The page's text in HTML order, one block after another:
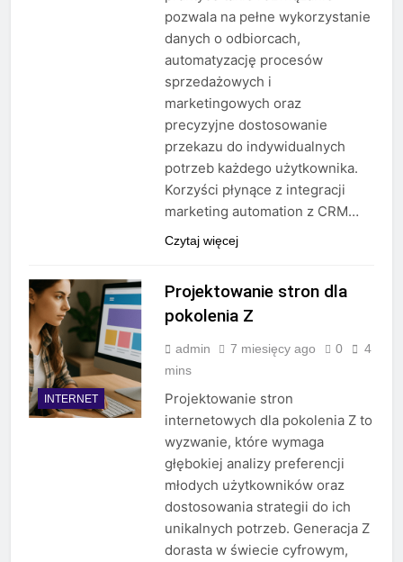
pozwala na pełne wykorzystanie
danych o odbiorcach,
automatyzację procesów
sprzedażowych i
marketingowych oraz
precyzyjne dostosowanie
przekazu do indywidualnych
potrzeb każdego użytkownika.
Korzyści płynące z integracji
marketing automation z CRM…
Czytaj więcej
INTERNET
Projektowanie stron dla
pokolenia Z
admin 7 miesięcy ago 0
4
mins
Projektowanie stron
internetowych dla pokolenia Z to
wyzwanie, które wymaga
głębokiej analizy preferencji
młodych użytkowników oraz
dostosowania strategii do ich
unikalnych potrzeb. Generacja Z
dorasta w świecie cyfrowym,